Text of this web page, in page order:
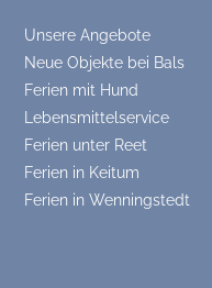
Unsere Angebote
Neue Objekte bei Bals
Ferien mit Hund
Lebensmittelservice
Ferien unter Reet
Ferien in Keitum
Ferien in Wenningstedt